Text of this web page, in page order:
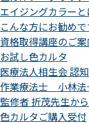
エイジングカラーと
こんな方にお勧めで
資格取得講座のご案
お試し色カルタ
医療法人相生会 認
作業療法士 小林法
監修者 折茂先生か
色カルタご購入受付